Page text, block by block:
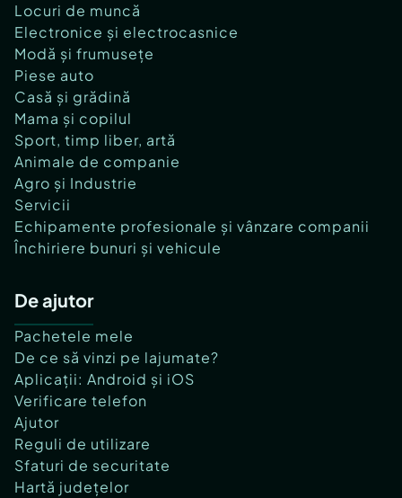
Locuri de muncă
Electronice și electrocasnice
Modă și frumusețe
Piese auto
Casă și grădină
Mama și copilul
Sport, timp liber, artă
Animale de companie
Agro și Industrie
Servicii
Echipamente profesionale și vânzare companii
Închiriere bunuri și vehicule
De ajutor
Pachetele mele
De ce să vinzi pe lajumate?
Aplicații: Android și iOS
Verificare telefon
Ajutor
Reguli de utilizare
Sfaturi de securitate
Hartă județelor